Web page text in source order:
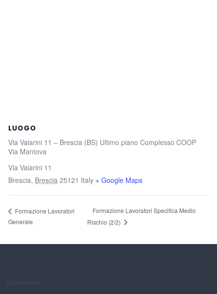
LUOGO
Via Vaiarini 11 – Brescia (BS) Ultimo piano Complesso COOP
Via Mantova
Via Vaiarini 11
Brescia, Brescia 25121 Italy + Google Maps
Formazione Lavoratori
Generale
Formazione Lavoratori Specifica Medio
Rischio (2/2)